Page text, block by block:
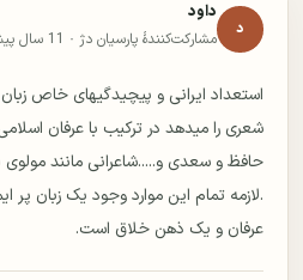
د
داود
مشارکت‌کنندهٔ پارسیان دژ · 11 سال پیش
استعداد ایرانی و پیچیدگیهای خاص زبان
شعری را میدهد در ترکیب با عرفان
حافظ و سعدی و.....شاعرانی مانند
.لازمه تمام این موارد وجود یک زبان پر
عرفان و یک ذهن خلاق است.